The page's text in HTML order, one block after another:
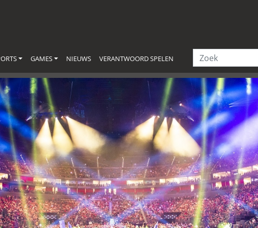
GAMES NIEUWS VERANTWOORD SPELEN